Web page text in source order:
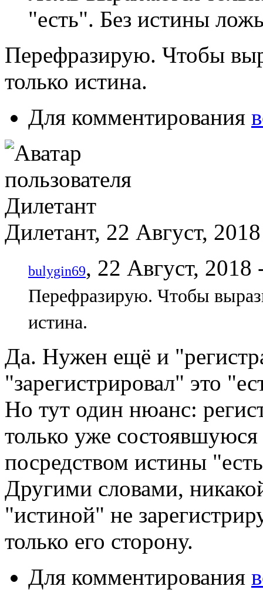
"есть". Без истины
Перефразирую. Чтобы
только истина.
Для комментирования
Дилетант, 22 Август,
bulygin69, 22 Август,
Перефразирую. Чтобы
истина.
Да. Нужен ещё и
"зарегистрировал" это
Но тут один нюанс:
только уже
посредством истины
Другими словами,
"истиной" не
только его сторону.
Для комментирования